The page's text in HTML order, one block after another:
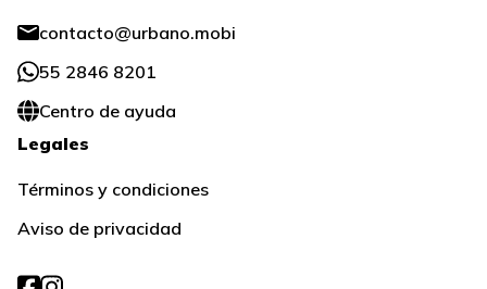
Legales
Términos y condiciones
Aviso de privacidad
contacto@urbano.mobi
55 2846 8201
Centro de ayuda